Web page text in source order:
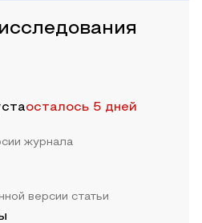
осталось 5 дней
журнала
версии статьи